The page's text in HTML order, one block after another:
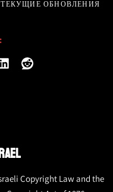
ТЕКУЩИЕ ОБНОВЛЕНИЯ
Copyright Law and the